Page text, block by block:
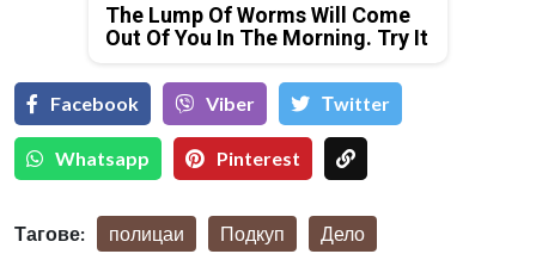
The Lump Of Worms Will Come
Out Of You In The Morning. Try It
Facebook Viber Тwitter
Whatsapp Pinterest
Тагове: полицаи Подкуп Дело